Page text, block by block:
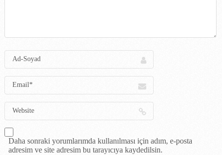
Daha sonraki yorumlarımda kullanılması için adım, e-posta
adresim ve site adresim bu tarayıcıya kaydedilsin.